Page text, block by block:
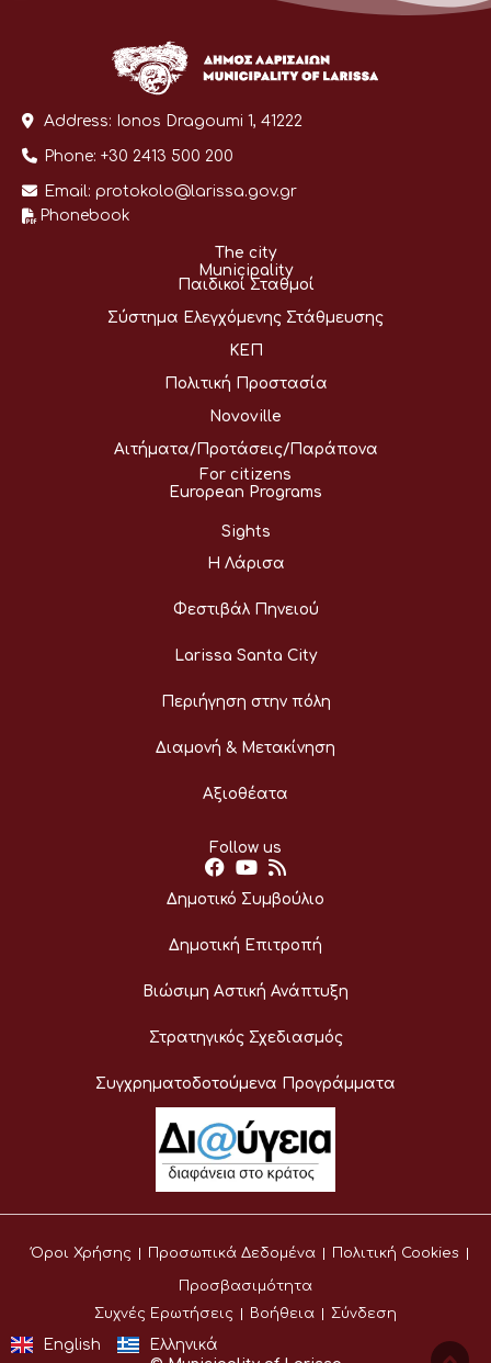
Address: Ionos Dragoumi 1, 41222
Phone: +30 2413 500 200
Email: protokolo@larissa.gov.gr
Phonebook
The city
Municipality
Παιδικοί Σταθμοί
Σύστημα Ελεγχόμενης Στάθμευσης
ΚΕΠ
Πολιτική Προστασία
Novoville
Αιτήματα/Προτάσεις/Παράπονα
For citizens
European Programs
Sights
Η Λάρισα
Φεστιβάλ Πηνειού
Larissa Santa City
Περιήγηση στην πόλη
Διαμονή & Μετακίνηση
Αξιοθέατα
Follow us
Δημοτικό Συμβούλιο
Δημοτική Επιτροπή
Βιώσιμη Αστική Ανάπτυξη
Στρατηγικός Σχεδιασμός
Συγχρηματοδοτούμενα Προγράμματα
Όροι Χρήσης Προσωπικά Δεδομένα Πολιτική Cookies
Προσβασιμότητα
Συχνές Ερωτήσεις
Βοήθεια Σύνδεση
English Ελληνικά